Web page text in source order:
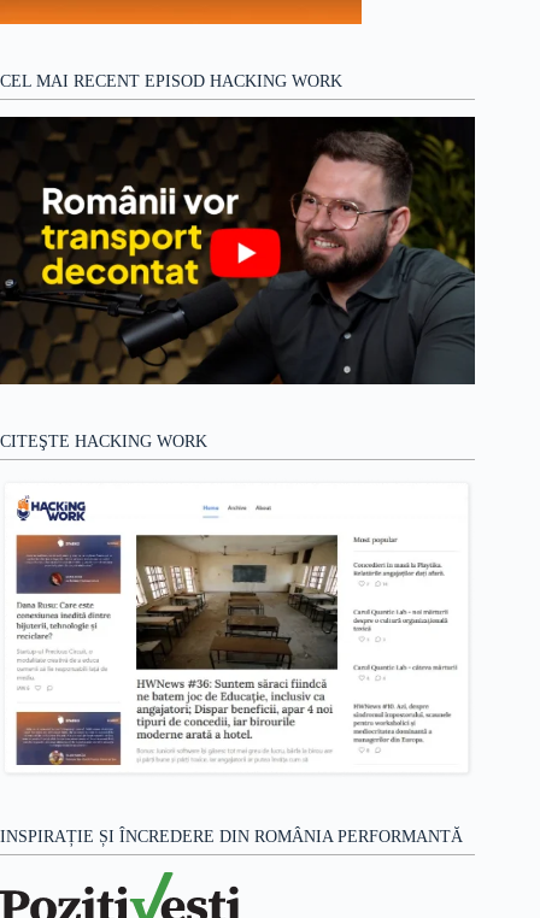
CEL MAI RECENT EPISOD HACKING WORK
CITEŞTE HACKING WORK
INSPIRAȚIE ȘI ÎNCREDERE DIN ROMÂNIA PERFORMANTĂ